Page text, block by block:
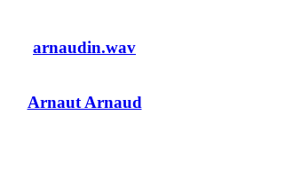
arnaudin.wav
Arnaut Arnaud